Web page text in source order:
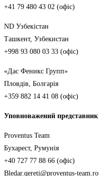
+41 79 480 43 02 (офіс)
ND Узбекістан
Ташкент, Узбекистан
+998 93 080 03 33 (офіс)
«Дас Феникс Групп»
Пловдів, Болгарія
+359 882 14 41 08 (офіс)
Уповноважений представник
Proventus Team
Бухарест, Румунія
+40 727 77 88 66 (офіс)
Bledar.qereti@proventus-team.ro